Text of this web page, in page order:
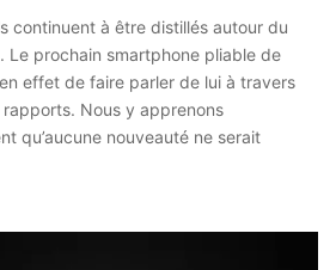
continuent à être distillés autour du
Le prochain smartphone pliable de
effet de faire parler de lui à travers
Nous y apprenons
qu’aucune nouveauté ne serait